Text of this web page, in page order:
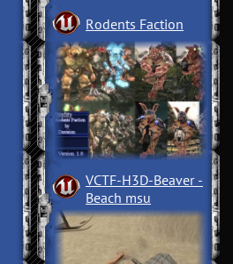
Rodents Faction
VCTF-H3D-Beaver ­
Beach msu